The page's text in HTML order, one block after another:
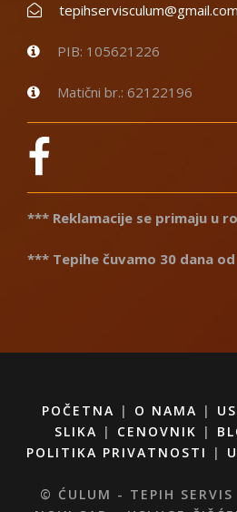
tepihservisculum@gmail.com
PIB: 105621226
Matični br.: 62122196
*** Reklamacije se primaju u
*** Tepihe čuvamo 30 dana
POČETNA | O NAMA |
SLIKA | CENOVNIK |
POLITIKA PRIVATNOSTI
|
© ĆULUM - TEPIH SERVIS